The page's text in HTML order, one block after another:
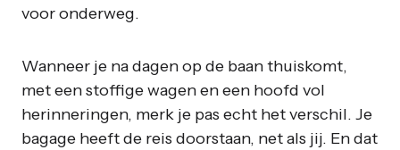
voor onderweg.
Wanneer je na dagen op de baan thuiskomt,
met een stoffige wagen en een hoofd vol
herinneringen, merk je pas echt het verschil. Je
bagage heeft de reis doorstaan, net als jij. En dat